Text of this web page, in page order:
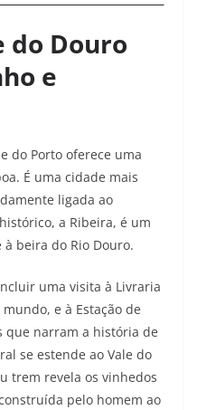
do Douro
e
do Porto oferece uma
É uma cidade mais
ligada ao
a Ribeira, é um
beira do Rio Douro.
uma visita à Livraria
e à Estação de
que narram a história de
se estende ao Vale do
trem revela os vinhedos
pelo homem ao